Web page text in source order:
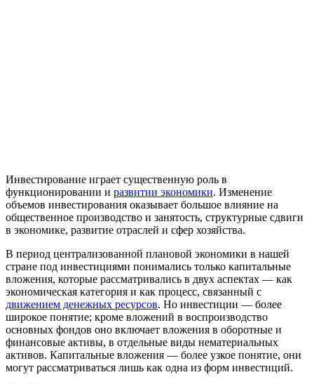
Инвестирование играет существенную роль в
функционировании и развитии экономики. Изменение
объемов инвестирования оказывает большое влияние на
общественное производство и занятость, структурные сдвиги
в экономике, развитие отраслей и сфер хозяйства.
В период централизованной плановой экономики в нашей
стране под инвестициями понимались только капитальные
вложения, которые рассматривались в двух аспектах — как
экономическая категория и как процесс, связанный с
движением денежных ресурсов. Но инвестиции — более
широкое понятие; кроме вложений в воспроизводство
основных фондов оно включает вложения в оборотные и
финансовые активы, в отдельные виды нематериальных
активов. Капитальные вложения — более узкое понятие, они
могут рассматриваться лишь как одна из форм инвестиций.